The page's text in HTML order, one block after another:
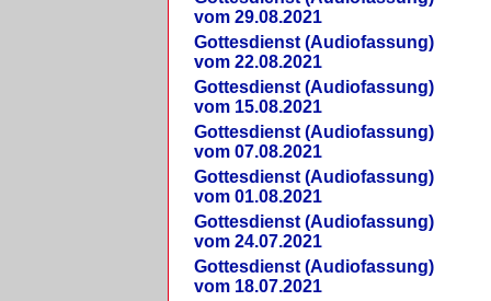
vom 29.08.2021
Gottesdienst (Audiofassung)
vom 22.08.2021
Gottesdienst (Audiofassung)
vom 15.08.2021
Gottesdienst (Audiofassung)
vom 07.08.2021
Gottesdienst (Audiofassung)
vom 01.08.2021
Gottesdienst (Audiofassung)
vom 24.07.2021
Gottesdienst (Audiofassung)
vom 18.07.2021